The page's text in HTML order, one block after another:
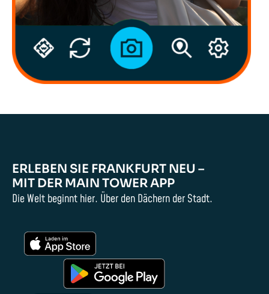
ERLEBEN SIE FRANKFURT NEU –
MIT DER MAIN TOWER APP
Die Welt beginnt hier. Über den Dächern der Stadt.